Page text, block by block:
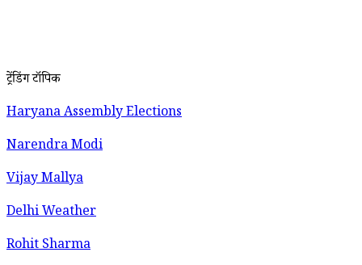
ट्रेंडिंग टॉपिक
Haryana Assembly Elections
Narendra Modi
Vijay Mallya
Delhi Weather
Rohit Sharma